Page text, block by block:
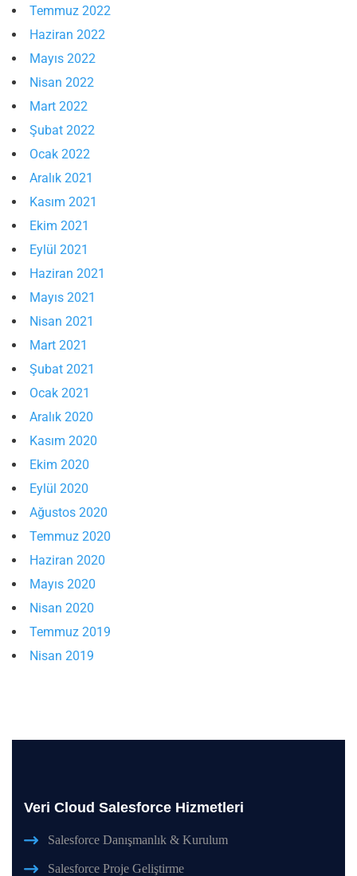
Temmuz 2022
Haziran 2022
Mayıs 2022
Nisan 2022
Mart 2022
Şubat 2022
Ocak 2022
Aralık 2021
Kasım 2021
Ekim 2021
Eylül 2021
Haziran 2021
Mayıs 2021
Nisan 2021
Mart 2021
Şubat 2021
Ocak 2021
Aralık 2020
Kasım 2020
Ekim 2020
Eylül 2020
Ağustos 2020
Temmuz 2020
Haziran 2020
Mayıs 2020
Nisan 2020
Temmuz 2019
Nisan 2019
Veri Cloud Salesforce Hizmetleri
Salesforce Danışmanlık & Kurulum
Salesforce Proje Geliştirme